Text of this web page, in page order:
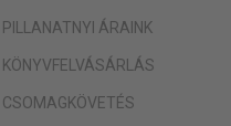
PILLANATNYI ÁRAINK
KÖNYVFELVÁSÁRLÁS
CSOMAGKÖVETÉS